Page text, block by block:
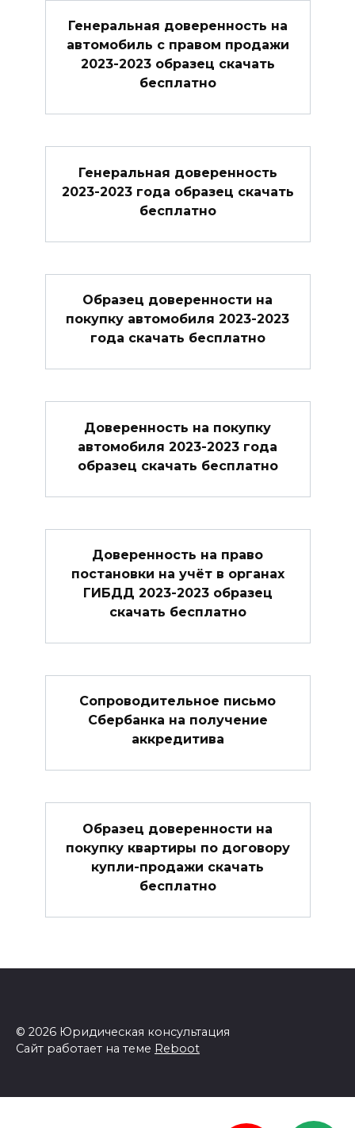
Генеральная доверенность на
автомобиль с правом продажи
2023-2023 образец скачать
бесплатно
Генеральная доверенность
2023-2023 года образец скачать
бесплатно
Образец доверенности на
покупку автомобиля 2023-2023
года скачать бесплатно
Доверенность на покупку
автомобиля 2023-2023 года
образец скачать бесплатно
Доверенность на право
постановки на учёт в органах
ГИБДД 2023-2023 образец
скачать бесплатно
Сопроводительное письмо
Сбербанка на получение
аккредитива
Образец доверенности на
покупку квартиры по договору
купли-продажи скачать
бесплатно
© 2026 Юридическая консультация
Сайт работает на теме Reboot